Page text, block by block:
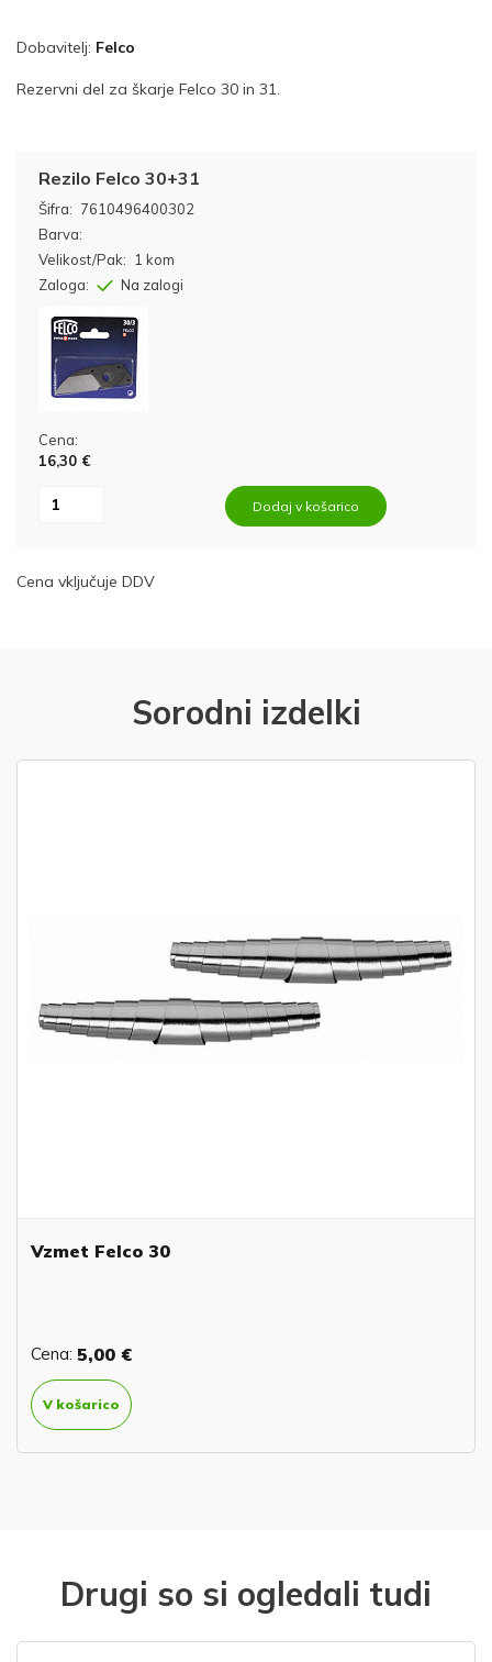
Dobavitelj: Felco
Rezervni del za škarje Felco 30 in 31.
Šifra: 7610496400302
Rezilo Felco 30+31
Barva:
Velikost/Pak:
1 kom
Zaloga:
Na zalogi
Cena:
16,30 €
Dodaj v košarico
Cena vključuje DDV
Sorodni izdelki
Vzmet Felco 30
Cena: 5,00 €
V košarico
Drugi so si ogledali tudi